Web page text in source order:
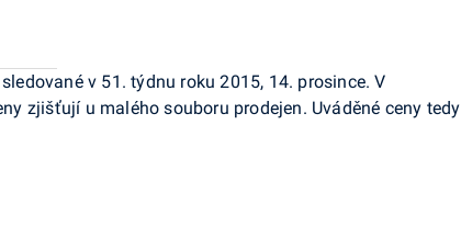
v 51. týdnu roku 2015, 14. prosince. V
zjišťují u malého souboru prodejen. Uváděné ceny tedy